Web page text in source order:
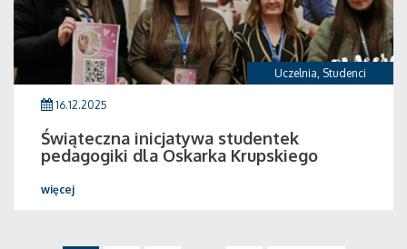
Uczelnia, Studenci
16.12.2025
Świąteczna inicjatywa studentek
pedagogiki dla Oskarka Krupskiego
więcej